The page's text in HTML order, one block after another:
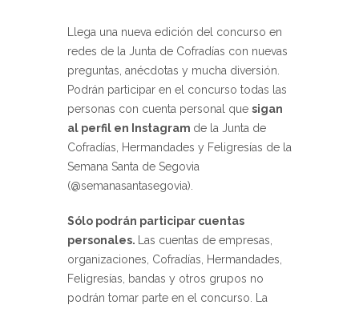
Llega una nueva edición del concurso en
redes de la Junta de Cofradías con nuevas
preguntas, anécdotas y mucha diversión.
Podrán participar en el concurso todas las
personas con cuenta personal que sigan
al perfil en Instagram de la Junta de
Cofradías, Hermandades y Feligresías de la
Semana Santa de Segovia
(@semanasantasegovia).
Sólo podrán participar cuentas
personales.
Las cuentas de empresas,
organizaciones, Cofradías, Hermandades,
Feligresías, bandas y otros grupos no
podrán tomar parte en el concurso. La